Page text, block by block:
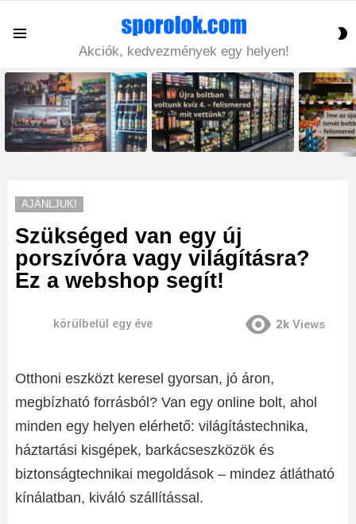
Akciók, kedvezmények egy helyen!
LATEST
STORIES
AJÁNLJUK!
Szükséged van egy új
porszívóra vagy világításra?
Ez a webshop segít!
körülbelül egy éve 2k Views
Otthoni eszközt keresel gyorsan, jó áron,
megbízható forrásból? Van egy online bolt, ahol
minden egy helyen elérhető: világítástechnika,
háztartási kisgépek, barkácseszközök és
biztonságtechnikai megoldások – mindez átlátható
kínálatban, kiváló szállítással.